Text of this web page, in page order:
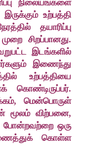
நிலையங்களை
உற்பத்தி
தயாரிப்பு
சிறப்பானது.
இடங்களில்
இணைந்து
உற்பத்தியை
கொண்டிருப்பர்.
மென்பொருள்
மூலம் விற்பனை,
போன்றவற்றை ஒரு
கொள்ள